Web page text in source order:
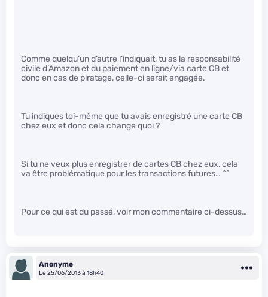
Comme quelqu’un d’autre l’indiquait, tu as la responsabilité
civile d’Amazon et du paiement en ligne/via carte CB et
donc en cas de piratage, celle-ci serait engagée.
Tu indiques toi-même que tu avais enregistré une carte CB
chez eux et donc cela change quoi ?
Si tu ne veux plus enregistrer de cartes CB chez eux, cela
va être problématique pour les transactions futures… ^^
Pour ce qui est du passé, voir mon commentaire ci-dessus…
Anonyme
Le 25/06/2013 à 18h40